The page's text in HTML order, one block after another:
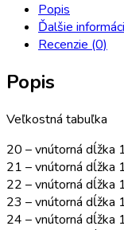
Popis
Ďalšie
Recenzie (0)
Popis
Veľkostná tabuľka
20 – vnútorná dĺžka
21 – vnútorná dĺžka
22 – vnútorná dĺžka
23 – vnútorná dĺžka
24 – vnútorná dĺžka